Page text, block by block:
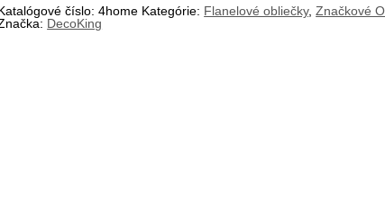
číslo:4home Kategórie: Flanelové obliečky,Značkové
DecoKing